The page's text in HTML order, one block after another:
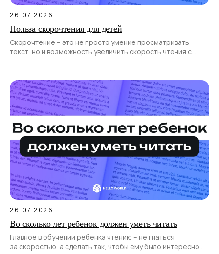
26.07.2026
Польза скорочтения для детей
Скорочтение – это не просто умение просматривать
текст, но и возможность увеличить скорость чтения с
26.07.2026
Во сколько лет ребенок должен уметь читать
Главное в обучении ребенка чтению – не гнаться
за скоростью, а сделать так, чтобы ему было интересно